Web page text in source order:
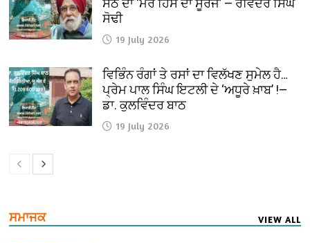
ਸੇਠ ਦਾ ‘ਮੇਰੇ ਹਿੱਸੇ ਦਾ ਸੂਰਜ’ — ਰਵਿੰਦਰ ਸਿੰਘ
ਸੋਢੀ
19 July 2026
ਵਿਭਿੰਨ ਰੰਗਾਂ ਤੇ ਰਸਾਂ ਦਾ ਵਿਲੱਖਣ ਸੁਮੇਲ ਹੈ…
ਪ੍ਰੇਮ ਪਾਲ ਸਿੰਘ ਇਟਲੀ ਦੇ ‘ਅਧੂਰੇ ਖ਼ਾਬ’ !—
ਡਾ. ਕੁਲਵਿੰਦਰ ਬਾਠ
19 July 2026
ਸਮਾਜਕ VIEW ALL